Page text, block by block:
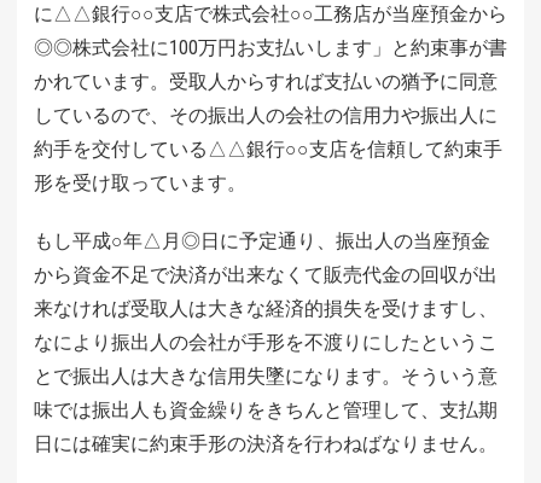
に△△銀行○○支店で株式会社○○工務店が当座預金から
◎◎株式会社に100万円お支払いします」と約束事が書
かれています。受取人からすれば支払いの猶予に同意
しているので、その振出人の会社の信用力や振出人に
約手を交付している△△銀行○○支店を信頼して約束手
形を受け取っています。
もし平成○年△月◎日に予定通り、振出人の当座預金
から資金不足で決済が出来なくて販売代金の回収が出
来なければ受取人は大きな経済的損失を受けますし、
なにより振出人の会社が手形を不渡りにしたというこ
とで振出人は大きな信用失墜になります。そういう意
味では振出人も資金繰りをきちんと管理して、支払期
日には確実に約束手形の決済を行わねばなりません。